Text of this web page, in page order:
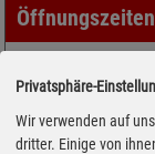
Privatsphäre-
Wir verwenden auf
dritter. Einige von